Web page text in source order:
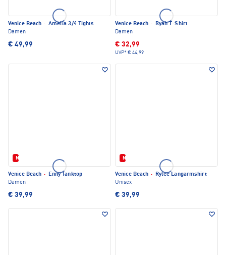
Venice Beach · Amelia 3/4 Tights
Damen
€ 49,99
Venice Beach ·
Ryah T-Shirt
Damen
€ 32,99
UVP* € 44,99
Neu
Venice Beach ·
Enny Tanktop
Damen
€ 39,99
Neu
Venice Beach ·
Rylee Langarmshirt
Unisex
€ 39,99